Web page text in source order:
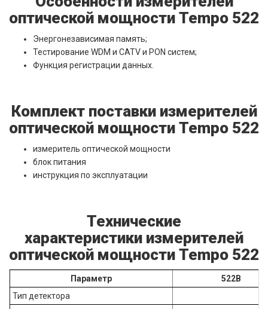
оптической мощности Tempo 522
Энергонезависимая память;
Тестирование WDM и CATV и PON систем;
Функция регистрации данных.
Комплект поставки измерителей
оптической мощности Tempo 522
измеритель оптической мощности
блок питания
инструкция по эксплуатации
Технические
характеристики измерителей
оптической мощности Tempo 522
Параметр
522B
Тип детектора